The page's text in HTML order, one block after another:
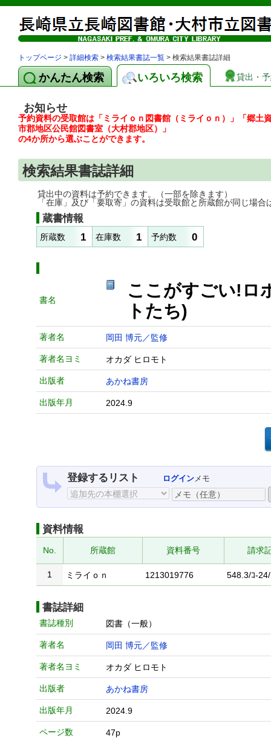
トップページ > 詳細検索 > 検索結果書誌一覧 > 検索結果書誌詳細
かんたん検索 いろいろ検索 貸出・
お知らせ
予約資料の受取館は「ミライｏｎ図書館（ミライｏｎ）」「郷
市郡地区公民館図書室（大村郡地区）」
の4か所から選ぶことができます。
検索結果書誌詳細
貸出中の資料は予約できます。（一部を除きます）
「在庫」及び「要取寄」の資料は受取館と所蔵館が同じ場合
蔵書情報
所蔵数 1 在庫数 1 予約数 0
書名
ここがすごい!ロ
トたち)
著者名 岡田 博元／監修
著者名ヨミ オカダ ヒロモト
出版者 あかね書房
出版年月 2024.9
登録するリスト ログインメモ
資料情報
No. 所蔵館 資料番号 請求
1 ミライｏｎ 1213019776 548.3/ｺ-
書誌詳細
書誌種別 図書（一般）
著者名 岡田 博元／監修
著者名ヨミ オカダ ヒロモト
出版者 あかね書房
出版年月 2024.9
ページ数 47p